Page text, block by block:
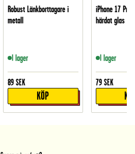
Robust Länkborttagare i
metall
I lager
89 SEK
KÖP
iPhone 17 Pro
härdat glas
I lager
79 SEK